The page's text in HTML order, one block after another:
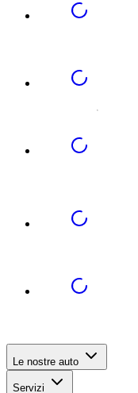
Le nostre auto
Servizi